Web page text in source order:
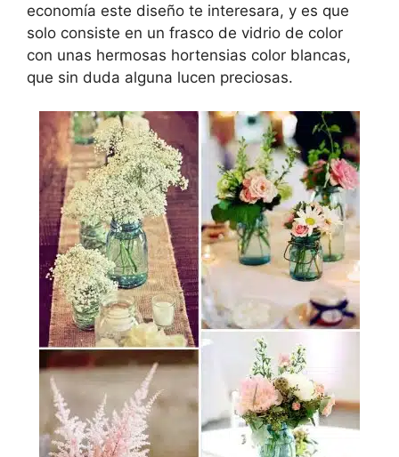
economía este diseño te interesara, y es que
solo consiste en un frasco de vidrio de color
con unas hermosas hortensias color blancas,
que sin duda alguna lucen preciosas.